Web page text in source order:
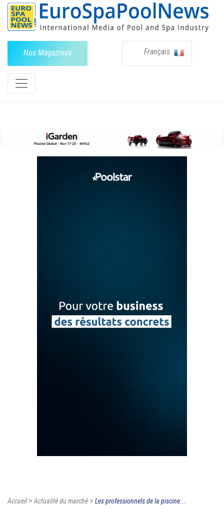
Nos Magazines Français
Accueil>Actualité du marché> Les professionnels de la piscine...